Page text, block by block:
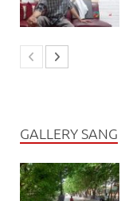
GALLERY SANG